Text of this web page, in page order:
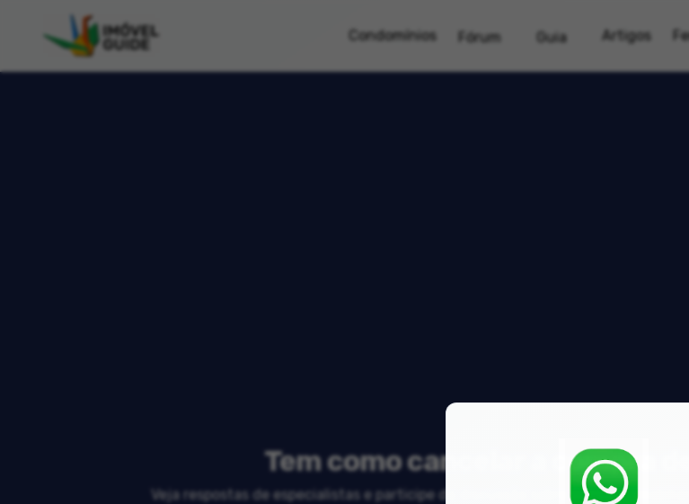
Condomínios Fórum Guia Artigos
Tem como cancelar a compra
Veja respostas de especialistas e participe da discussão sobre mercado